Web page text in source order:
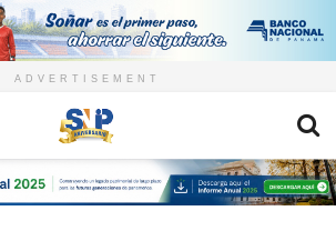
ADVERTISEMENT